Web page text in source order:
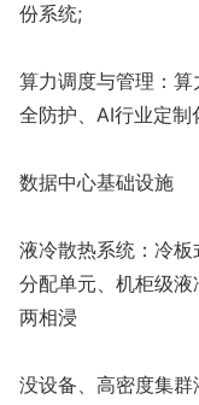
份系统;
算力调度与管理：
全防护、AI行业定制
数据中心基础设施
液冷散热系统：冷
分配单元、机柜级
两相浸
没设备、高密度集